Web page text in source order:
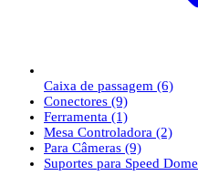
Caixa de passagem (6)
Conectores (9)
Ferramenta (1)
Mesa Controladora (2)
Para Câmeras (9)
Suportes para Speed Dome